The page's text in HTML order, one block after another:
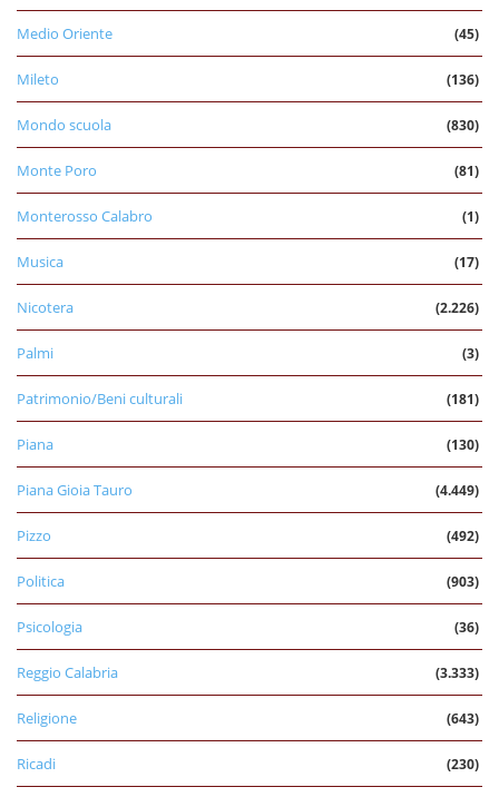
Medio Oriente (45)
Mileto (136)
Mondo scuola (830)
Monte Poro (81)
Monterosso Calabro (1)
Musica (17)
Nicotera (2.226)
Palmi (3)
Patrimonio/Beni culturali (181)
Piana (130)
Piana Gioia Tauro (4.449)
Pizzo (492)
Politica (903)
Psicologia (36)
Reggio Calabria (3.333)
Religione (643)
Ricadi (230)